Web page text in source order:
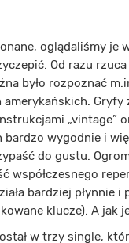
oglądaliśmy je
Od razu
było rozpoznać
Gryfy
„vintage”
bardzo wygodnie i
do gustu.
współczesnego
bardziej płynnie
klucze). A jak
w trzy single,